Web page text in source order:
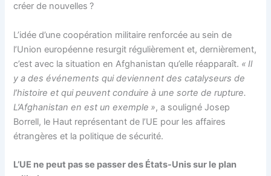
créer de nouvelles ?
L’idée d’une coopération militaire renforcée au sein de
l’Union européenne resurgit régulièrement et, dernièrement,
c’est avec la situation en Afghanistan qu’elle réapparaît. « Il
y a des événements qui deviennent des catalyseurs de
l’histoire et qui peuvent conduire à une sorte de rupture.
L’Afghanistan en est un exemple », a souligné Josep
Borrell, le Haut représentant de l’UE pour les affaires
étrangères et la politique de sécurité.
L’UE ne peut pas se passer des États-Unis sur le plan